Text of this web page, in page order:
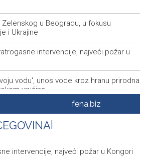
u Beogradu, u fokusu
i Ukrajine
intervencije, najveći požar u
vodu', unos vode kroz hranu prirodna
vrućina
na magistralnoj cesti Stolac-
zbog nezgode
obrađuju dokumentarci tiču se svih
način
fena.biz
intervencije, najveći požar u Kongori